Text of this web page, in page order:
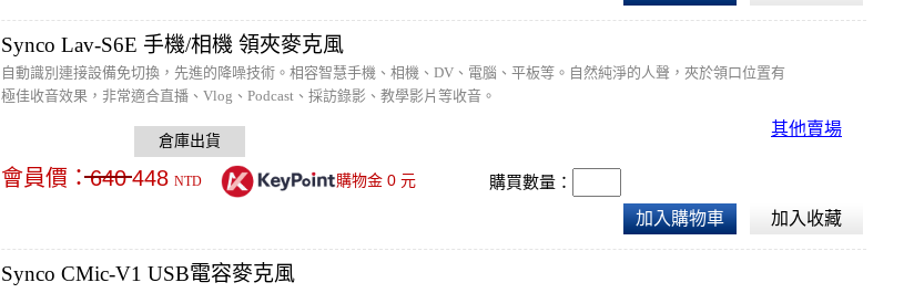
Synco Lav-S6E 手機/相機 領夾麥克風
自動識別連接設備免切換，先進的降噪技術。相容智慧手機、相機、DV、電腦、平板等。自然純淨的人聲，夾於領口位置有
極佳收音效果，非常適合直播、Vlog、Podcast、採訪錄影、教學影片等收音。
其他賣場
會員價：640 448 NTD 購物金 0元 購買數量：
加入購物車 加入收藏
Synco CMic-V1 USB電容麥克風